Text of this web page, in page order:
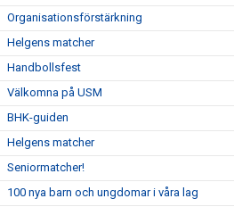
Organisationsförstärkning
Helgens matcher
Handbollsfest
Välkomna på USM
BHK-guiden
Helgens matcher
Seniormatcher!
100 nya barn och ungdomar i våra lag